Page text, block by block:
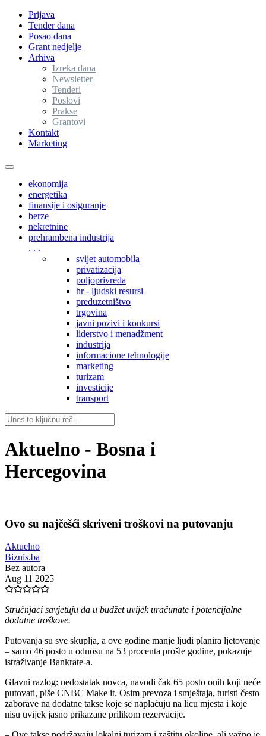
Prijava
Tender dana
Posao dana
Grant nedjelje
Arhiva
Izreka dana
Newsletter
Tenderi
Poslovi
Prakse
Grantovi
Kontakt
Marketing
Toggle
navigationekonomija
energetika
finansije i osiguranje
berze
nekretnine
prehrambena industrija
. . .
svijet automobila
privatizacija
poljoprivreda
hr - ljudski resursi
preduzetništvo
trgovina
javni pozivi i konkursi
liderstvo i menadžment
industrija
informacione tehnologije
marketing
turizam
investicije
transport
Aktuelno - Bosna i
Hercegovina
Ovo su najčešći skriveni troškovi na putovanju
Aktuelno
Biznis.ba
Bez autora
Aug 11 2025
Stručnjaci savjetuju da u budžet uvijek uračunate i potencijalne
dodatne troškove.
Putovanja su sve skuplja, a ove godine manje ljudi planira ljetovanje
– samo 46 posto u odnosu na 53 procenta prošle godine, pokazuje
istraživanje Bankrate-a.
Glavni razlog: nedostatak novca, navodi čak 65 posto onih koji neće
putovati, piše CNBC Make it. Osim prevoza i smještaja, turisti često
zaborave na dodatne takse koje se naplaćuju na licu mjesta i koje
nisu uvijek jasno prikazane prilikom rezervacije.